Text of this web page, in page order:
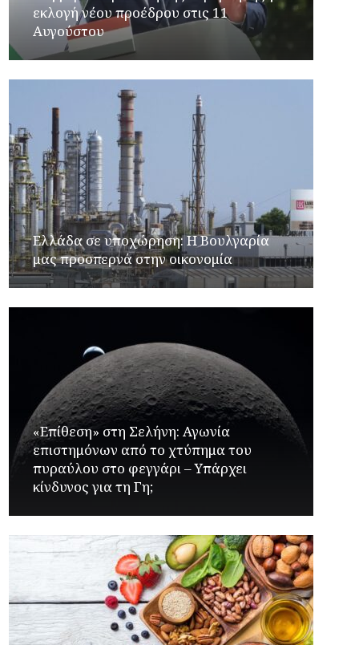
εκλογή νέου προέδρου στις 11
Αυγούστου
Ελλάδα σε υποχώρηση: Η Βουλγαρία
μας προσπερνά στην οικονομία
«Επίθεση» στη Σελήνη: Αγωνία
επιστημόνων από το χτύπημα του
πυραύλου στο φεγγάρι – Υπάρχει
κίνδυνος για τη Γη;